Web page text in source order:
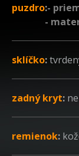
puzdro:-
-
sklíčko:
zadný kryt:
remienok: